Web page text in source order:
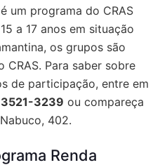
é um programa do CRAS
a 17 anos em situação
os grupos são
Para saber sobre
de participação, entre em
3239 ou compareça
402.
Renda